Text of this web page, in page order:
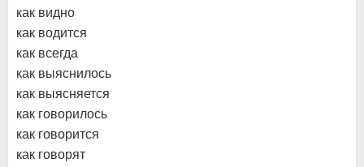
как видно
как водится
как всегда
как выяснилось
как выясняется
как говорилось
как говорится
как говорят